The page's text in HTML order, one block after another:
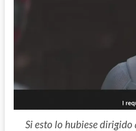
Si esto lo hubiese